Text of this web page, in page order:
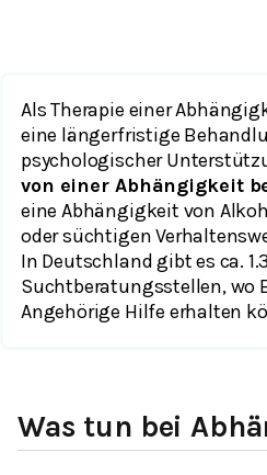
Als Therapie einer
eine längerfristige
psychologischer
von einer Abhängigkeit
eine Abhängigkeit von
oder süchtigen
In Deutschland gibt es ca.
Suchtberatungsstellen, wo
Angehörige Hilfe erhalten
Was tun bei